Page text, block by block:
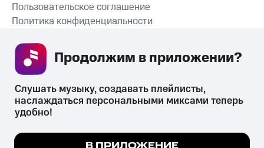
СКАЧАТЬ ПРИЛОЖЕНИЕ
Пользовательское соглашение
Политика конфиденциальности
психотропных веществ, их аналогов причиняет вред здоровью,
Мы используем куки, чтобы на сайте все
Слушать музыку, создавать плейлисты,
наслаждаться персональными миксами теперь
удобно!